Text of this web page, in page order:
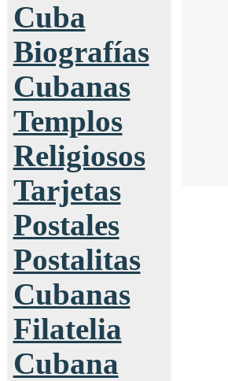
Cuba
Biografías
Cubanas
Templos
Religiosos
Tarjetas
Postales
Postalitas
Cubanas
Filatelia
Cubana